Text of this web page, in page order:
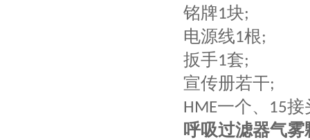
铭牌1块;
电源线1根;
扳手1套;
宣传册若干;
HME一个、 15接
呼吸过滤器气